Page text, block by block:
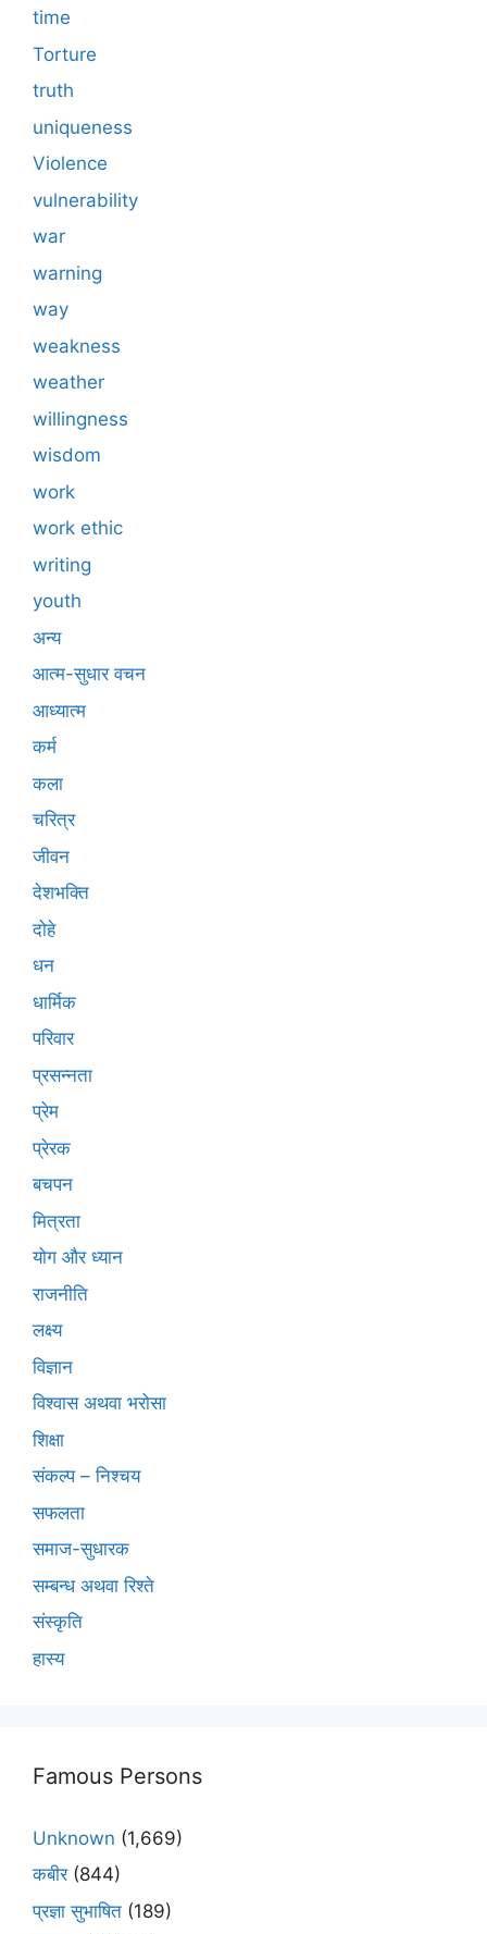
time
Torture
truth
uniqueness
Violence
vulnerability
war
warning
way
weakness
weather
willingness
wisdom
work
work ethic
writing
youth
अन्य
आत्म-सुधार वचन
आध्यात्म
कर्म
कला
चरित्र
जीवन
देशभक्ति
दोहे
धन
धार्मिक
परिवार
प्रसन्नता
प्रेम
प्रेरक
बचपन
मित्रता
योग और ध्यान
राजनीति
लक्ष्य
विज्ञान
विश्वास अथवा भरोसा
शिक्षा
संकल्प – निश्चय
सफलता
समाज-सुधारक
सम्बन्ध अथवा रिश्ते
संस्कृति
हास्य
Famous Persons
Unknown (1,669)
कबीर(844)
प्रज्ञा सुभाषित (189)